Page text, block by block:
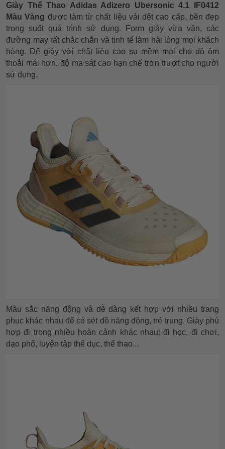
Giày Thể Thao Adidas Adizero Ubersonic 4.1 IF0412
Màu Vàng được làm từ chất liệu vải dệt cao cấp, bền đẹp
trong suốt quá trình sử dụng. Form giày vừa vặn, các
đường may rất chắc chắn và tinh tế làm hài lòng mọi khách
hàng. Đế giày với chất liệu cao su mềm mại cho độ ôm
thoải mái hơn, độ ma sát cao hạn chế trơn trượt cho người
sử dụng.
Màu sắc năng động và dễ dàng kết hợp với nhiều trang
phục khác nhau để có sét đồ năng động, trẻ trung. Giày phù
hợp đi trong nhiều hoàn cảnh khác nhau: đi học, đi chơi,
dạo phố, luyện tập thể dục, thể thao...